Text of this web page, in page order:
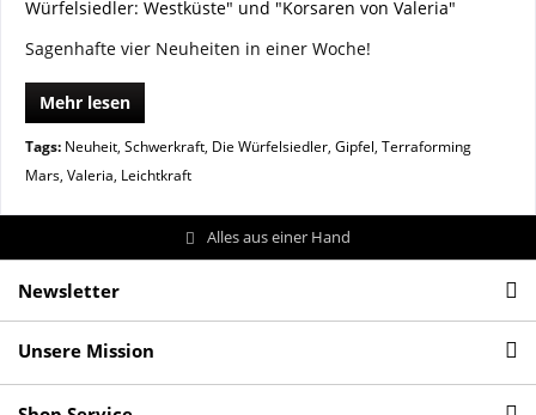
Sagenhafte vier Neuheiten in einer Woche!
Mehr lesen
Tags: Neuheit, Schwerkraft, Die Würfelsiedler, Gipfel, Terraforming
Mars, Valeria, Leichtkraft
Alles aus einer Hand
Newsletter
Unsere Mission